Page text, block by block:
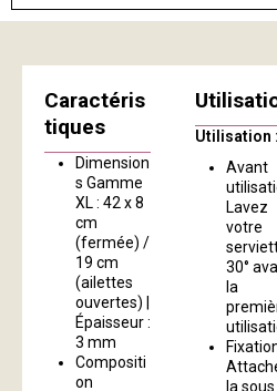
Caractéris
tiques
Dimension
s Gamme
XL : 42 x 8
cm
(fermée) /
19 cm
(ailettes
ouvertes) |
Épaisseur :
3 mm
Compositi
on
Utilisation :
Avant
Lavez
votre
30°
la
la sous